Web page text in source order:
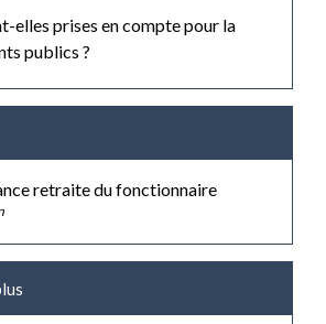
elles prises en compte pour la
publics ?
retraite du fonctionnaire